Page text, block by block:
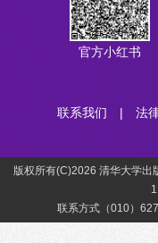
官方小红书
联系我们 | 法
版权所有(C)2026 清华大学
联系方式（010）